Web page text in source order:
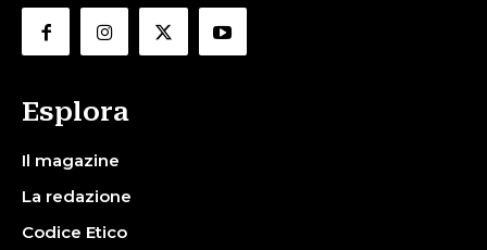
Esplora
Il magazine
La redazione
Codice Etico